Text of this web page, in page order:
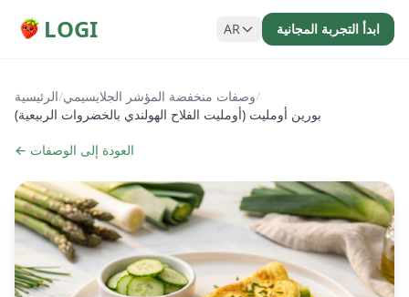
LOGI AR ابدأ التجربة المجانية
الرئيسية/وصفات منخفضة المؤشر الجلايسيمي/
بورين أومليت (أومليت الفلاح الهولندي بالخضروات الربيعية)
← العودة إلى الوصفات